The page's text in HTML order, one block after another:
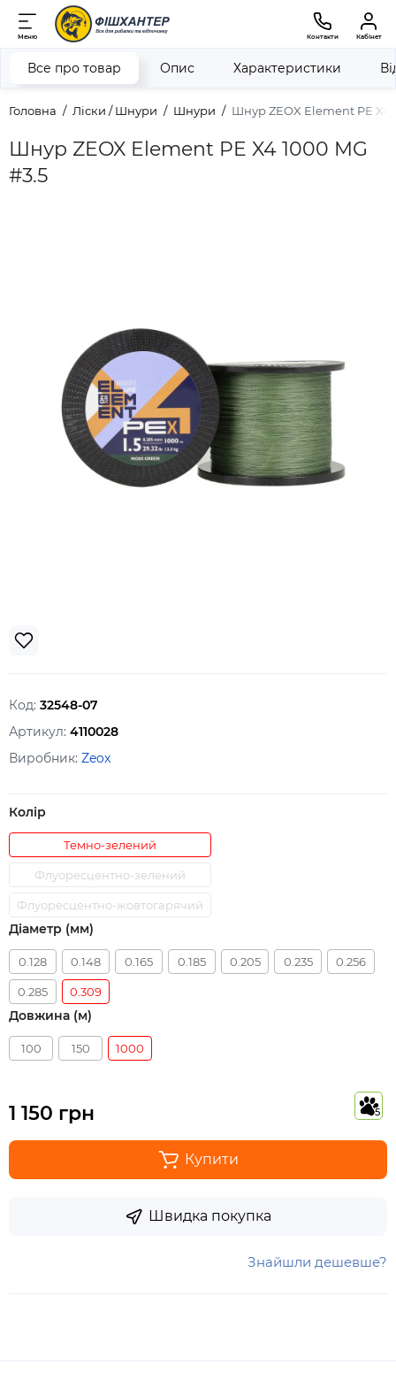
Меню Контакти Кабінет
Головна Ліски / Шнури Шнури Шнур ZEOX Element PE X4
Шнур ZEOX Element PE X4 1000 MG
#3.5
Все про товар Опис Характеристики
Код: 32548-07
Артикул: 4110028
Виробник: Zeox
Колір
Темно-зелений
Флуоресцентно-зелений
Флуоресцентно-жовтогарячий
Діаметр (мм)
0.128 0.148 0.165 0.185 0.205 0.235 0.256
0.285 0.309
Довжина (м)
100 150 1000
1 150 грн 5
Купити
Швидка покупка
Знайшли дешевше?